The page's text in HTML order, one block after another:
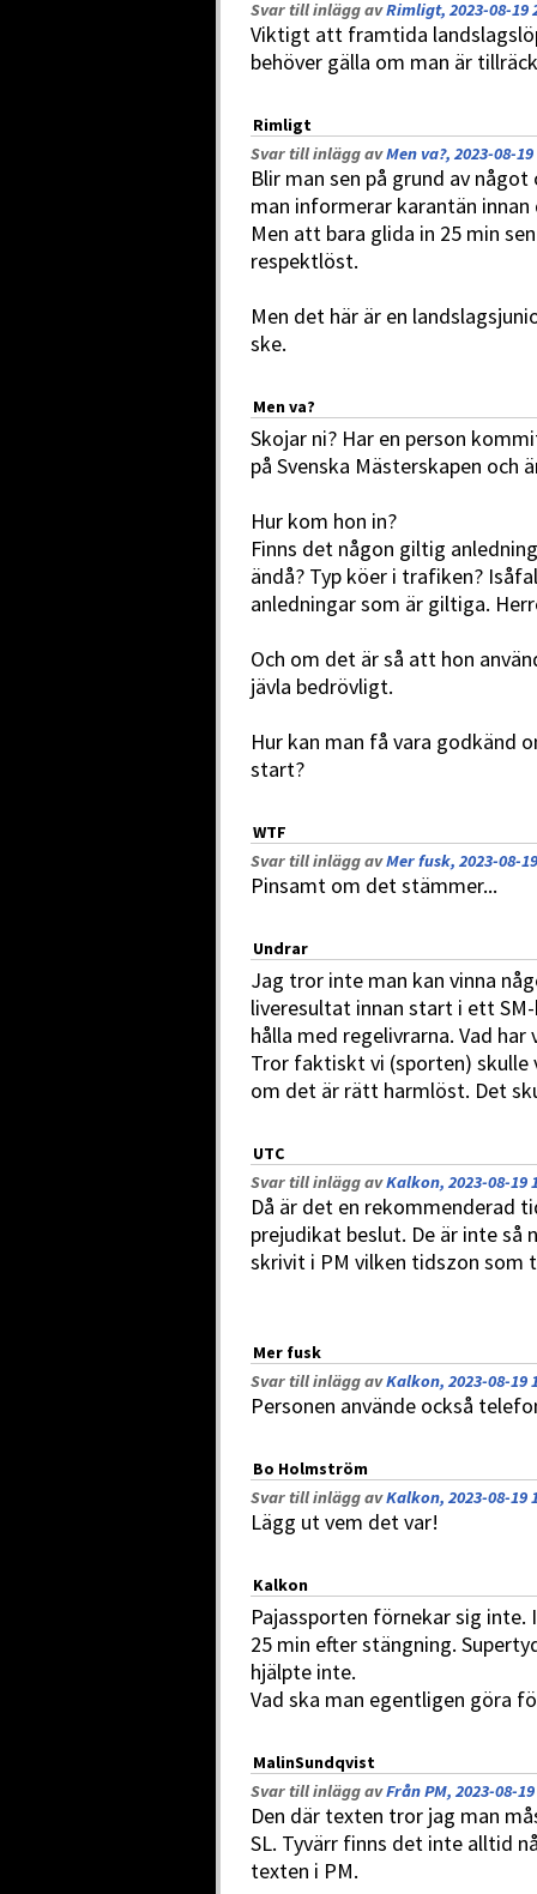
Svar till inlägg avRimligt, 2023-08-19
Viktigt att framtida
behöver gälla om man är
Rimligt
Svar till inlägg avMen va?, 2023-08-19
Blir man sen på grund av
man informerar karantän
Men att bara glida in 25 min
respektlöst.
Men det här är en
ske.
Men va?
Skojar ni? Har en person
på Svenska Mästerskapen och
Hur kom hon in?
Finns det någon giltig
ändå? Typ köer i trafiken?
anledningar som är giltiga.
Och om det är så att hon
jävla bedrövligt.
Hur kan man få vara godkänd
start?
WTF
Svar till inlägg avMer fusk, 2023-08-
Pinsamt om det stämmer...
Undrar
Jag tror inte man kan vinna
liveresultat innan start i ett
hålla med regelivrarna. Vad
Tror faktiskt vi (sporten)
om det är rätt harmlöst. Det
UTC
Svar till inlägg avKalkon, 2023-08-19
Då är det en rekommenderad
prejudikat beslut. De är inte så
skrivit i PM vilken tidszon som
Mer fusk
Svar till inlägg avKalkon, 2023-08-19
Personen använde också
Bo Holmström
Svar till inlägg avKalkon, 2023-08-19
Lägg ut vem det var!
Kalkon
Pajassporten förnekar sig
25 min efter stängning.
hjälpte inte.
Vad ska man egentligen göra
MalinSundqvist
Svar till inlägg avFrån PM, 2023-08-
Den där texten tror jag man
SL. Tyvärr finns det inte alltid
texten i PM.